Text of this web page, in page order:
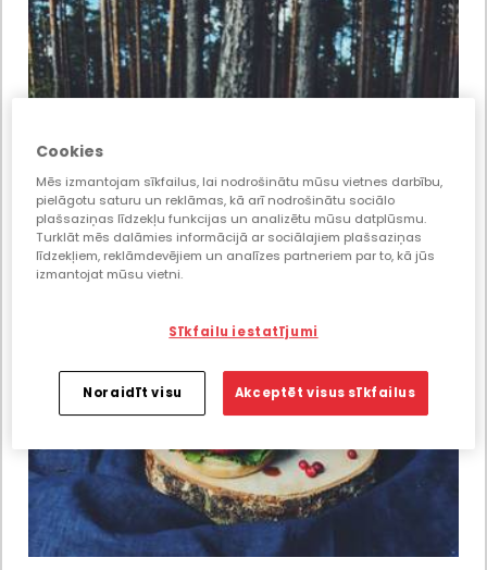
Cookies
Mēs izmantojam sīkfailus, lai nodrošinātu mūsu vietnes darbību,
pielāgotu saturu un reklāmas, kā arī nodrošinātu sociālo
plašsaziņas līdzekļu funkcijas un analizētu mūsu datplūsmu.
Turklāt mēs dalāmies informācijā ar sociālajiem plašsaziņas
līdzekļiem, reklāmdevējiem un analīzes partneriem par to, kā jūs
izmantojat mūsu vietni.
Sīkfailu iestatījumi
Noraidīt visu Akceptēt visus sīkfailus